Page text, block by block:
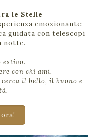
le Stelle
emozionante:
guidata con telescopi
notte.
estivo.
con chi ami.
il bello, il buono e